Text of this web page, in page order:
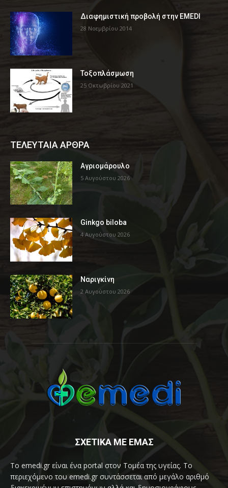
Διαφημιστική προβολή στην EMEDI
28 Νοεμβρίου 2014
Τοξοπλάσμωση
25 Οκτωβρίου 2021
ΤΕΛΕΥΤΑΙΑ ΑΡΘΡΑ
Αγριομάρουλο
5 Αυγούστου 2026
Ginkgo biloba
4 Αυγούστου 2026
Ναριγκίνη
2 Αυγούστου 2026
ΣΧΕΤΙΚΑ ΜΕ ΕΜΑΣ
Το emedi.gr είναι ένα portal στον Τομέα της υγείας. Το
περιεχόμενο του emedi.gr συντάσσεται από μεγάλο αριθμό